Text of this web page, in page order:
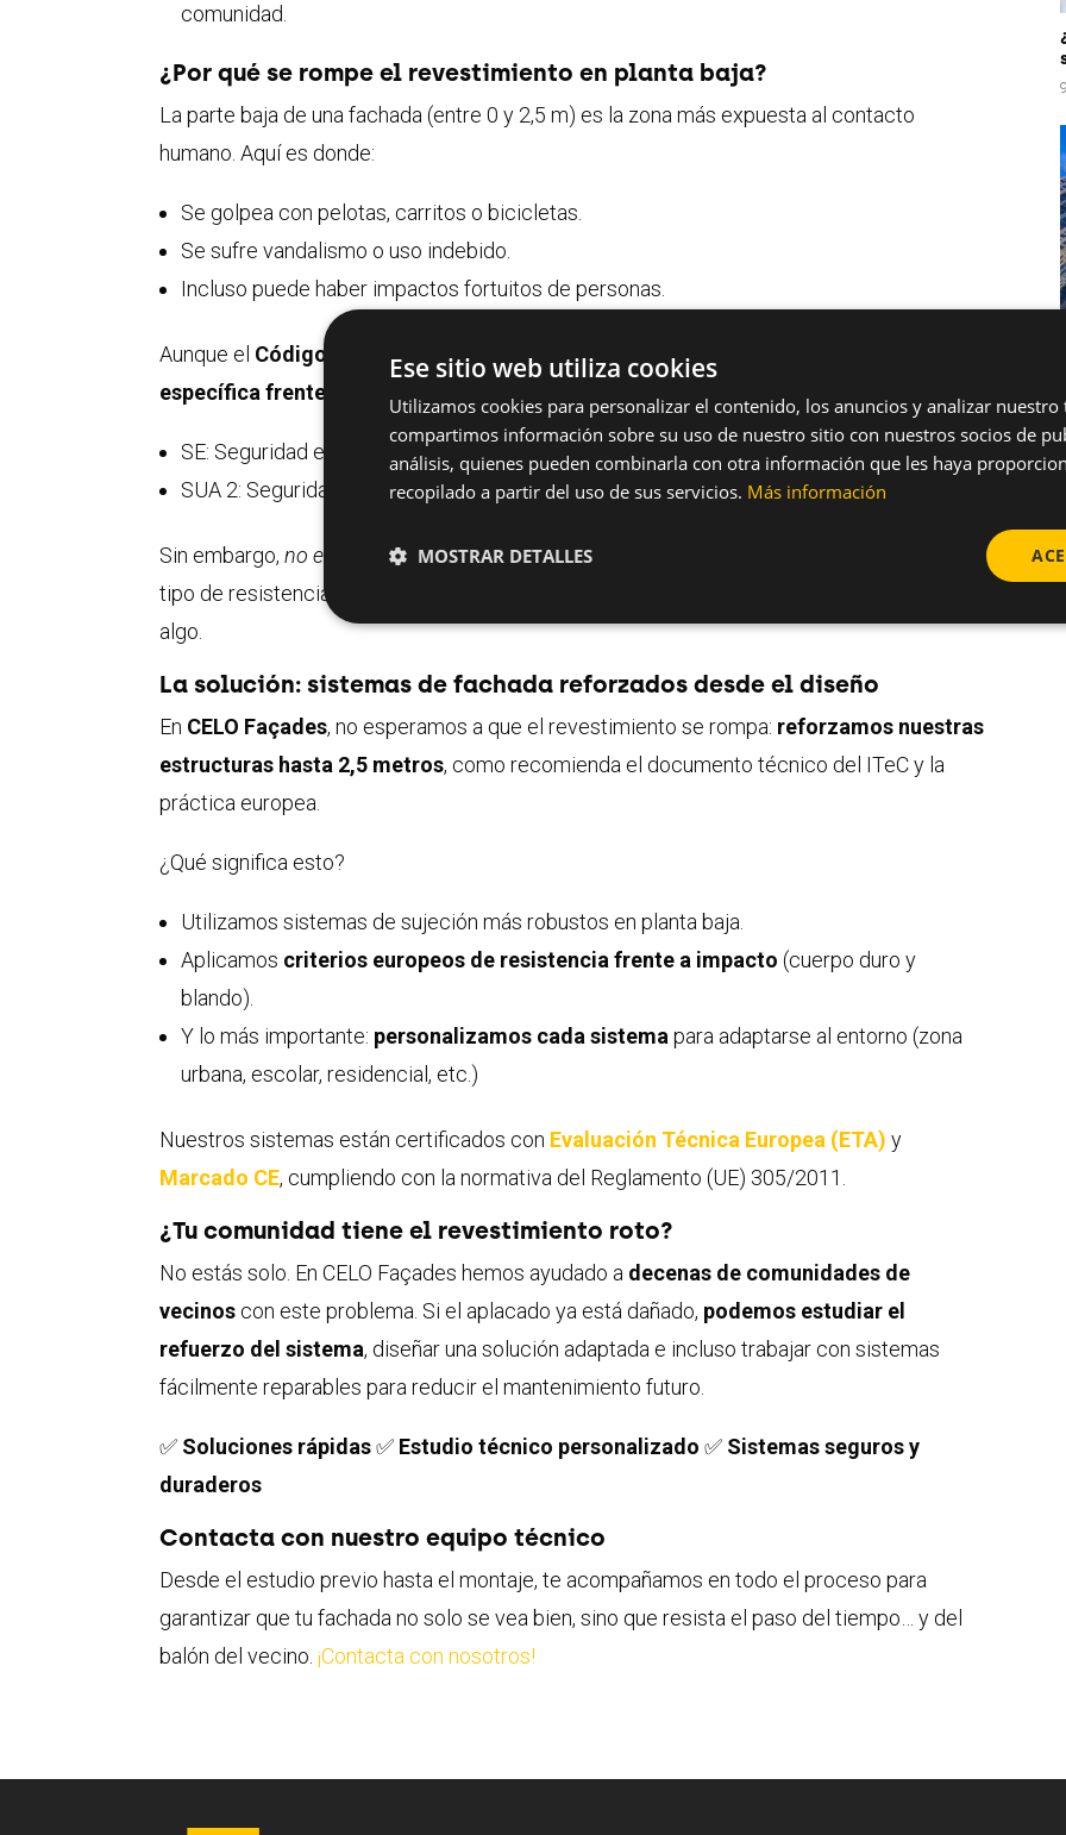
comunidad.
¿Por qué se rompe el revestimiento en planta baja?
La parte baja de una fachada (entre 0 y 2,5 m) es la zona más expuesta al contacto
humano. Aquí es donde:
Se golpea con pelotas, carritos o bicicletas.
Se sufre vandalismo o uso indebido.
Incluso puede haber impactos fortuitos de personas.
Aunque el Código Técnico de la Edificación (CTE) no obliga a definir una
específica frente a impacto
SE: Seguridad estructural
SUA 2: Seguridad frente al riesgo de impacto o atrapamiento
Sin embargo,no existen valores límite clarosni métodos obligatorios para evaluar este
tipo de resistencia. Esto deja a muchas comunidades desprotegidas… hasta que se rompe
algo.
La solución: sistemas de fachada reforzados desde el diseño
En CELO Façades, no esperamos a que el revestimiento se rompa: reforzamos nuestras
estructuras hasta 2,5 metros, como recomienda el documento técnico del ITeC y la
práctica europea.
¿Qué significa esto?
Utilizamos sistemas de sujeción más robustos en planta baja.
Aplicamos criterios europeos de resistencia frente a impacto (cuerpo duro y
blando).
Y lo más importante: personalizamos cada sistema para adaptarse al entorno (zona
urbana, escolar, residencial, etc.)
Nuestros sistemas están certificados con Evaluación Técnica Europea (ETA) y
Marcado CE, cumpliendo con la normativa del Reglamento (UE) 305/2011.
¿Tu comunidad tiene el revestimiento roto?
No estás solo. En CELO Façades hemos ayudado a decenas de comunidades de
vecinos con este problema. Si el aplacado ya está dañado, podemos estudiar el
refuerzo del sistema, diseñar una solución adaptada e incluso trabajar con sistemas
fácilmente reparables para reducir el mantenimiento futuro.
✅ Soluciones rápidas✅ Estudio técnico personalizado ✅ Sistemas seguros y
duraderos
Contacta con nuestro equipo técnico
Desde el estudio previo hasta el montaje, te acompañamos en todo el proceso para
garantizar que tu fachada no solo se vea bien, sino que resista el paso del tiempo… y del
balón del vecino.¡Contacta con nosotros!
Ese sitio web utiliza cookies
Utilizamos cookies para personalizar el contenido, los anuncios y analizar nuestro
compartimos información sobre su uso de nuestro sitio con nuestros socios de
análisis, quienes pueden combinarla con otra información que les haya
recopilado a partir del uso de sus servicios. Más información
MOSTRAR DETALLES